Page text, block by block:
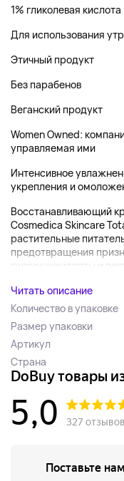
1% гликолевая кислота
Для использования
Этичный продукт
Без парабенов
Веганский продукт
Women Owned:
управляемая ими
Интенсивное
укрепления и
Восстанавливающий
Cosmedica Skincare
растительные
предотвращения
гидроксикислоты и
Читать описание
Количество в упаковке
Размер упаковки
Артикул
Страна